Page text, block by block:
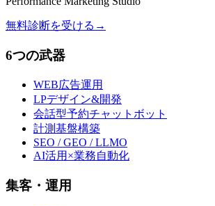
無料診断を受ける →
6つの武器
WEB広告運用
LPデザイン&開発
会話型予約チャットボット
計測基盤構築
SEO / GEO / LLMO
AI活用×業務自動化
集客・運用